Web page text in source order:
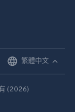
繁體中文
(2026)